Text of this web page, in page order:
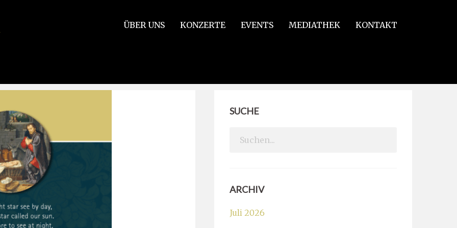
ÜBER UNS KONZERTE EVENTS MEDIATHEK KONTAKT
erreicht
SUCHE
Search
ARCHIV
Juli 2026